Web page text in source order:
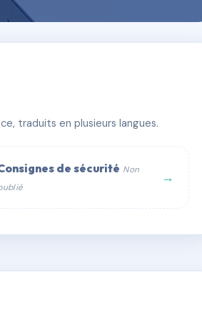
traduits en plusieurs langues.
de sécurité Non
→